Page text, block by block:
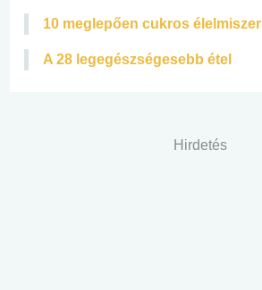
10 meglepően cukros élelmiszer
A 28 legegészségesebb étel
Hirdetés